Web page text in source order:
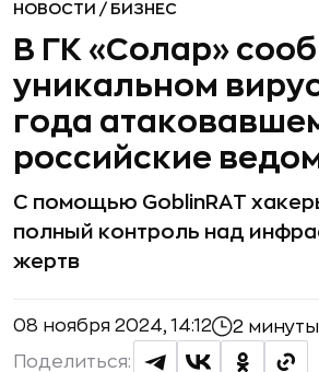
НОВОСТИ / БИЗНЕС
В ГК «Солар»
уникальном
года
российские
С помощью GoblinRAT
полный контроль над
жертв
08 ноября 2024, 14:12 2 минуты
Поделиться: